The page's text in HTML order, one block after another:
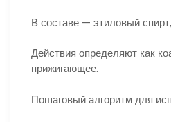
В составе — этиловый
Действия определяют как
прижигающее.
Пошаговый алгоритм для